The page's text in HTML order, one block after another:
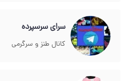
سرای سرسپرده
کانال طنز و سرگرمی